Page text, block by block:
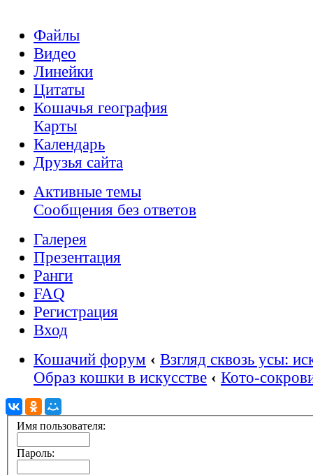
Файлы
Видео
Линейки
Цитаты
Кошачья география
Карты
Календарь
Друзья сайта
Активные темы
Сообщения без ответов
Галерея
Презентация
Ранги
FAQ
Регистрация
Вход
Кошачий форум ‹ Взгляд сквозь усы:
Образ кошки в искусстве ‹
Имя пользователя:
Пароль: